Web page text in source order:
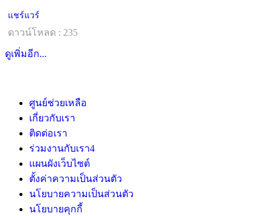
แชร์แวร์
ดาวน์โหลด : 235
ดูเพิ่มอีก...
ศูนย์ช่วยเหลือ
เกี่ยวกับเรา
ติดต่อเรา
ร่วมงานกับเรา4
แผนผังเว็บไซต์
ตั้งค่าความเป็นส่วนตัว
นโยบายความเป็นส่วนตัว
นโยบายคุกกี้